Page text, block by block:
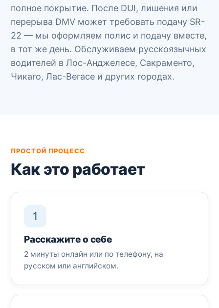
полное покрытие. После DUI, лишения или
перерыва DMV может требовать подачу SR-
22 — мы оформляем полис и подачу вместе,
в тот же день. Обслуживаем русскоязычных
водителей в Лос-Анджелесе, Сакраменто,
Чикаго, Лас-Вегасе и других городах.
ПРОСТОЙ ПРОЦЕСС
Как это работает
1
Расскажите о себе
2 минуты онлайн или по телефону, на
русском или английском.